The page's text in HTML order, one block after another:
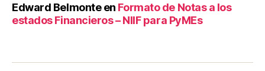
Edward Belmonteen Formato de Notas a los
estados Financieros – NIIF para PyMEs